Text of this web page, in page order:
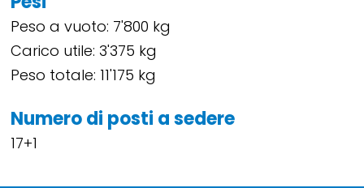
Peso a vuoto: 7'800 kg
Carico utile: 3'375 kg
Peso totale: 11'175 kg
Numero di posti a sedere
17+1